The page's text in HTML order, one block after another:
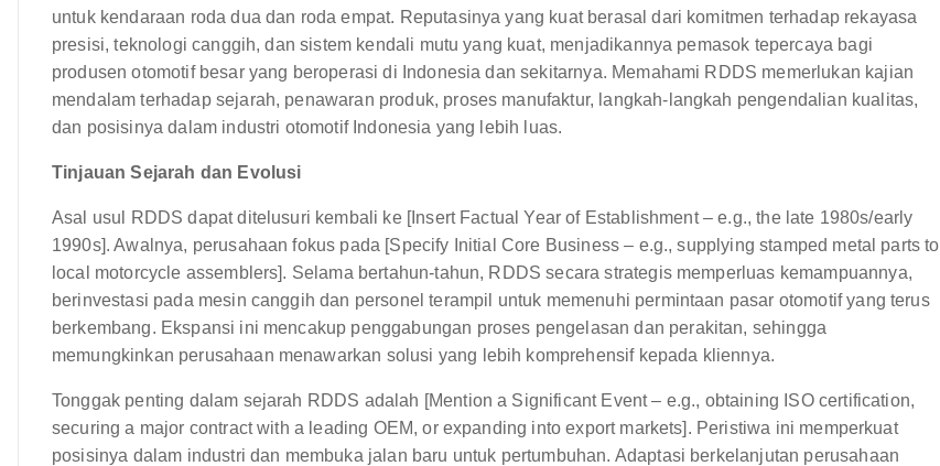
untuk kendaraan roda dua dan roda empat. Reputasinya yang kuat berasal dari komitmen terhadap rekayasa
presisi, teknologi canggih, dan sistem kendali mutu yang kuat, menjadikannya pemasok tepercaya bagi
produsen otomotif besar yang beroperasi di Indonesia dan sekitarnya. Memahami RDDS memerlukan kajian
mendalam terhadap sejarah, penawaran produk, proses manufaktur, langkah-langkah pengendalian kualitas,
dan posisinya dalam industri otomotif Indonesia yang lebih luas.
Tinjauan Sejarah dan Evolusi
Asal usul RDDS dapat ditelusuri kembali ke [Insert Factual Year of Establishment – e.g., the late 1980s/early
1990s]. Awalnya, perusahaan fokus pada [Specify Initial Core Business – e.g., supplying stamped metal parts to
local motorcycle assemblers]. Selama bertahun-tahun, RDDS secara strategis memperluas kemampuannya,
berinvestasi pada mesin canggih dan personel terampil untuk memenuhi permintaan pasar otomotif yang terus
berkembang. Ekspansi ini mencakup penggabungan proses pengelasan dan perakitan, sehingga
memungkinkan perusahaan menawarkan solusi yang lebih komprehensif kepada kliennya.
Tonggak penting dalam sejarah RDDS adalah [Mention a Significant Event – e.g., obtaining ISO certification,
securing a major contract with a leading OEM, or expanding into export markets]. Peristiwa ini memperkuat
posisinya dalam industri dan membuka jalan baru untuk pertumbuhan. Adaptasi berkelanjutan perusahaan